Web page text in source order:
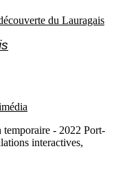
temporaire - 2022 Port-
interactives,